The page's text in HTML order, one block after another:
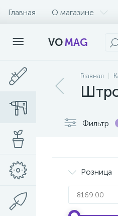
Главная О магазине
VOMAG
Главная
Фильтр
Розница